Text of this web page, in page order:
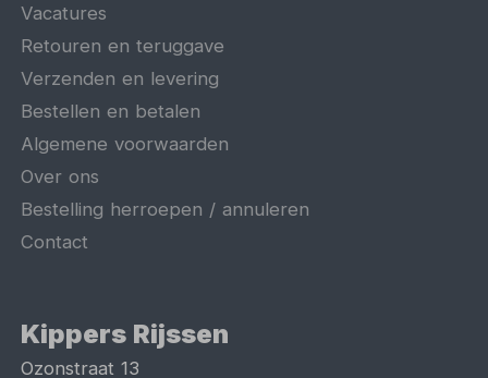
Vacatures
Retouren en teruggave
Verzenden en levering
Bestellen en betalen
Algemene voorwaarden
Over ons
Bestelling herroepen / annuleren
Contact
Kippers Rijssen
Ozonstraat 13